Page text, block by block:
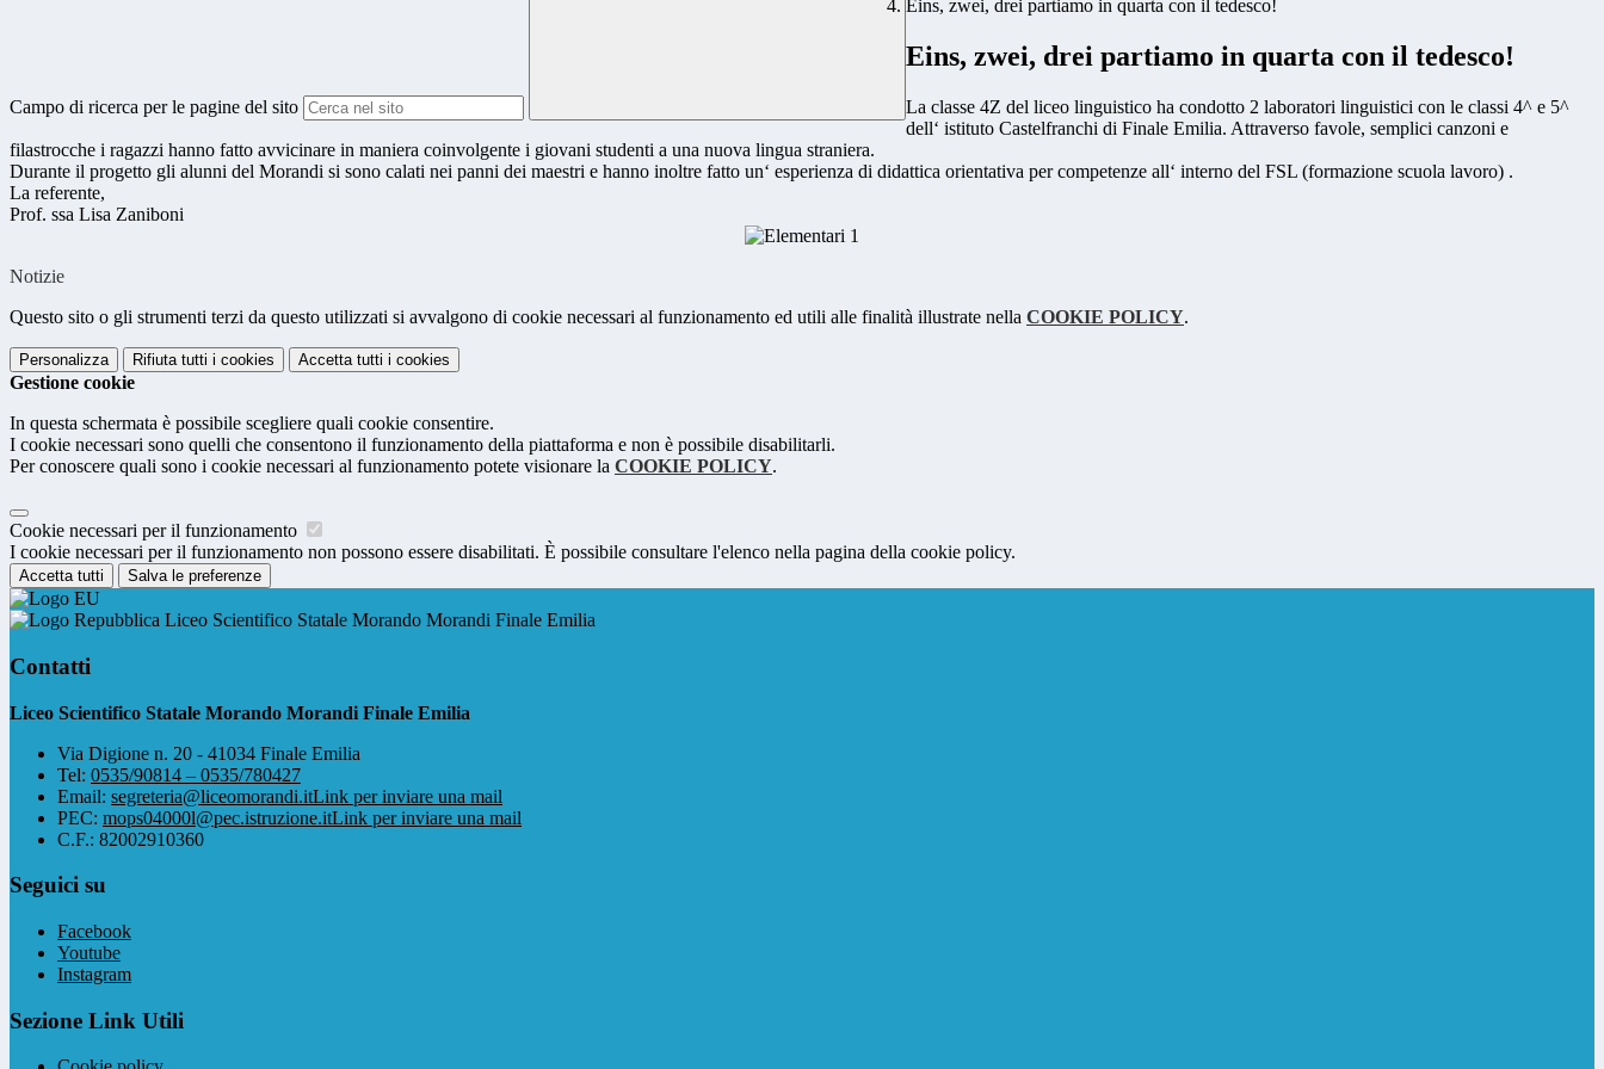
Campo di ricerca per le pagine del sito
Eins, zwei, drei partiamo in quarta con il tedesco!
Eins, zwei, drei partiamo in quarta con il tedesco!
La classe 4Z del liceo linguistico ha condotto 2 laboratori linguistici con le classi 4^ e 5^
dell‘ istituto Castelfranchi di Finale Emilia. Attraverso favole, semplici canzoni e
filastrocche i ragazzi hanno fatto avvicinare in maniera coinvolgente i giovani studenti a una nuova lingua straniera.
Durante il progetto gli alunni del Morandi si sono calati nei panni dei maestri e hanno inoltre fatto un‘ esperienza di didattica orientativa per competenze all‘ interno del FSL (formazione scuola lavoro) .
La referente,
Prof. ssa Lisa Zaniboni
Notizie
Questo sito o gli strumenti terzi da questo utilizzati si avvalgono di cookie necessari al funzionamento ed utili alle finalità illustrate nella COOKIE POLICY.
Personalizza Rifiuta tutti i cookies Accetta tutti i cookies
Gestione cookie
In questa schermata è possibile scegliere quali cookie consentire.
I cookie necessari sono quelli che consentono il funzionamento della piattaforma e non è possibile disabilitarli.
Per conoscere quali sono i cookie necessari al funzionamento potete visionare la COOKIE POLICY.
Cookie necessari per il funzionamento
I cookie necessari per il funzionamento non possono essere disabilitati. È possibile consultare l'elenco nella pagina della cookie policy.
Accetta tutti Salva le preferenze
Liceo Scientifico Statale Morando Morandi Finale Emilia
Contatti
Liceo Scientifico Statale Morando Morandi Finale Emilia
Via Digione n. 20 - 41034 Finale Emilia
Tel: 0535/90814 – 0535/780427
Email: segreteria@liceomorandi.itLink per inviare una mail
PEC: mops04000l@pec.istruzione.itLink per inviare una mail
C.F.: 82002910360
Seguici su
Facebook
Youtube
Instagram
Sezione Link Utili